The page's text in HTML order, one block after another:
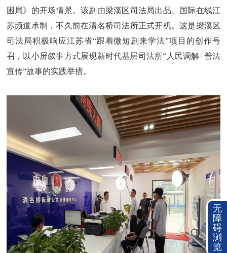
困局》的开场情景。该剧由梁溪区司法局出品、国际在线江
苏频道承制，不久前在清名桥司法所正式开机。这是梁溪区
司法局积极响应江苏省“跟着微短剧来学法”项目的创作号
召，以小屏叙事方式展现新时代基层司法所“人民调解+普法
宣传”故事的实践举措。
无
障
碍
浏
览